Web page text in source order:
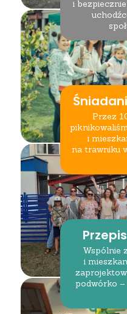
i
Przez
i
na trawniku
Wspólnie
i
podwórko